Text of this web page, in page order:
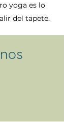
yoga es lo
del tapete.